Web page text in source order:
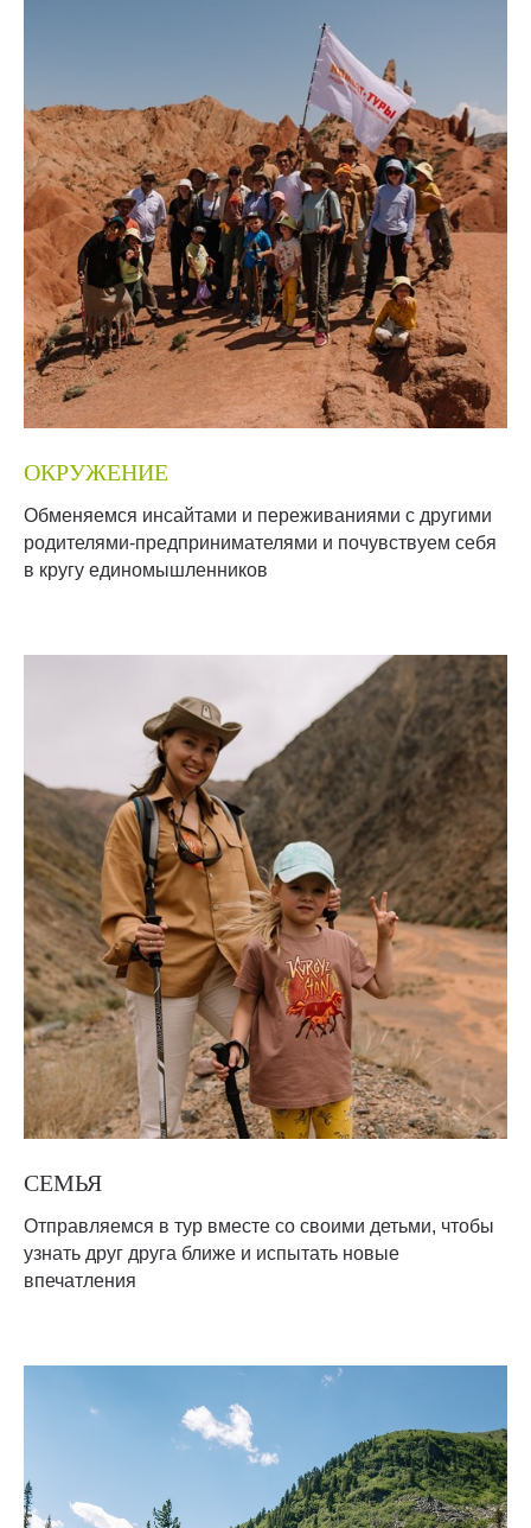
ОКРУЖЕНИЕ
Обменяемся инсайтами и переживаниями с другими
родителями-предпринимателями и почувствуем себя
в кругу единомышленников
СЕМЬЯ
Отправляемся в тур вместе со своими детьми, чтобы
узнать друг друга ближе и испытать новые
впечатления